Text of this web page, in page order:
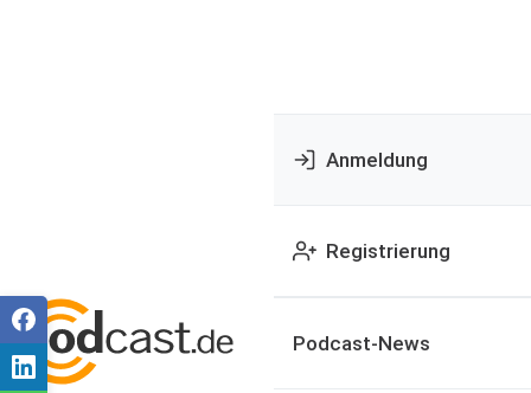
Anmeldung
Registrierung
Podcast-News